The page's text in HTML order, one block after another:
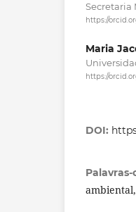
Secretaria
https://
Maria
https://
DOI:
Palavras-